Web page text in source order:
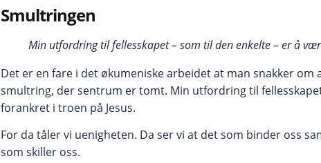
Smultringen
Min utfordring til fellesskapet – som til den enkelte – er å
Det er en fare i det økumeniske arbeidet at man snakker om
smultring, der sentrum er tomt. Min utfordring til
forankret i troen på Jesus.
For da tåler vi uenigheten. Da ser vi at det som binder oss
som skiller oss.